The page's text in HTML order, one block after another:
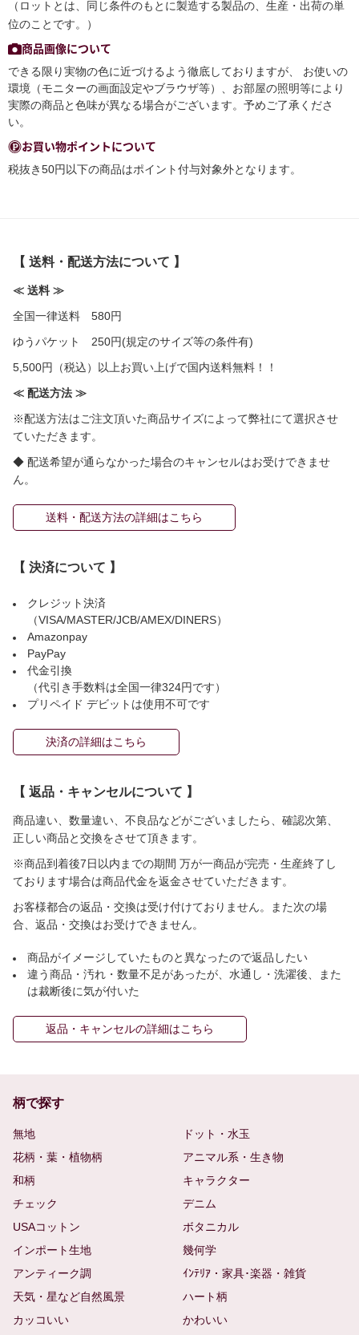
（ロットとは、同じ条件のもとに製造する製品の、生産・出荷の単
位のことです。）
商品画像について
できる限り実物の色に近づけるよう徹底しておりますが、 お使いの
環境（モニターの画面設定やブラウザ等）、お部屋の照明等により
実際の商品と色味が異なる場合がございます。予めご了承くださ
い。
お買い物ポイントについて
税抜き50円以下の商品はポイント付与対象外となります。
【 送料・配送方法について 】
≪ 送料 ≫
全国一律送料 580円
ゆうパケット 250円(規定のサイズ等の条件有)
5,500円（税込）以上お買い上げで国内送料無料！！
≪ 配送方法 ≫
※配送方法はご注文頂いた商品サイズによって弊社にて選択させ
ていただきます。
◆ 配送希望が通らなかった場合のキャンセルはお受けできませ
ん。
送料・配送方法の詳細はこちら
【 決済について 】
クレジット決済
（VISA/MASTER/JCB/AMEX/DINERS）
Amazonpay
PayPay
代金引換
（代引き手数料は全国一律324円です）
プリペイド デビットは使用不可です
決済の詳細はこちら
【 返品・キャンセルについて 】
商品違い、数量違い、不良品などがございましたら、確認次第、
正しい商品と交換をさせて頂きます。
※商品到着後7日以内までの期間 万が一商品が完売・生産終了し
ております場合は商品代金を返金させていただきます。
お客様都合の返品・交換は受け付けておりません。また次の場
合、返品・交換はお受けできません。
商品がイメージしていたものと異なったので返品したい
違う商品・汚れ・数量不足があったが、水通し・洗濯後、また
は裁断後に気が付いた
返品・キャンセルの詳細はこちら
柄で探す
無地
ドット・水玉
花柄・葉・植物柄
アニマル系・生き物
和柄
キャラクター
チェック
デニム
USAコットン
ボタニカル
インポート生地
幾何学
アンティーク調
ｲﾝﾃﾘｱ・家具･楽器・雑貨
天気・星など自然風景
ハート柄
カッコいい
かわいい